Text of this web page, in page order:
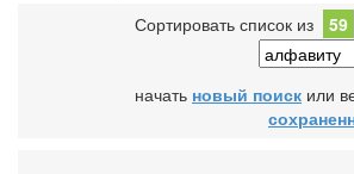
Сортировать список из 59
начать новый поиск или